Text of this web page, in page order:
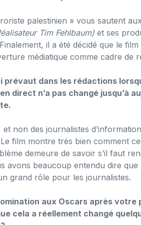
palestinien » vous sautent
Tim Fehlbaum) et ses
il a été décidé que le
médiatique comme cadre de
dans les rédactions
direct n’a pas changé jusqu’à
non des journalistes
film montre très bien comment
demeure de savoir s’il faut
avons beaucoup entendu dire que
grand rôle pour les journalistes.
aux Oscars après votre
cela a réellement changé